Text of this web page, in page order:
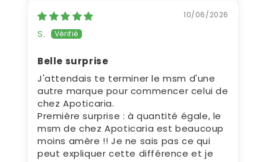
10/06/2026
S.
Belle surprise
J'attendais te terminer le msm d'une
autre marque pour commencer celui de
chez Apoticaria.
Première surprise : à quantité égale, le
msm de chez Apoticaria est beaucoup
moins amère !! Je ne sais pas ce qui
peut expliquer cette différence et je